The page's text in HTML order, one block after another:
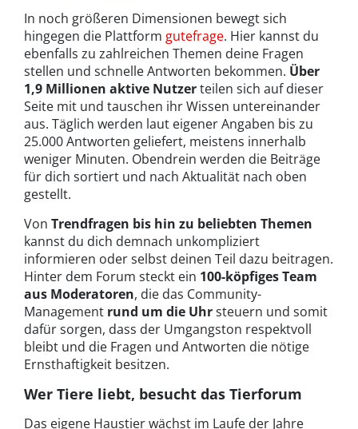
In noch größeren Dimensionen bewegt sich
hingegen die Plattform gutefrage. Hier kannst du
ebenfalls zu zahlreichen Themen deine Fragen
stellen und schnelle Antworten bekommen. Über
1,9 Millionen aktive Nutzerteilen sich auf dieser
Seite mit und tauschen ihr Wissen untereinander
aus. Täglich werden laut eigener Angaben bis zu
25.000 Antworten geliefert, meistens innerhalb
weniger Minuten. Obendrein werden die Beiträge
für dich sortiert und nach Aktualität nach oben
gestellt.
Von Trendfragen bis hin zu beliebten Themen
kannst du dich demnach unkompliziert
informieren oder selbst deinen Teil dazu beitragen.
Hinter dem Forum steckt ein 100-köpfiges Team
aus Moderatoren, die das Community-
Management rund um die Uhrsteuern und somit
dafür sorgen, dass der Umgangston respektvoll
bleibt und die Fragen und Antworten die nötige
Ernsthaftigkeit besitzen.
Wer Tiere liebt, besucht das Tierforum
Das eigene Haustier wächst im Laufe der Jahre